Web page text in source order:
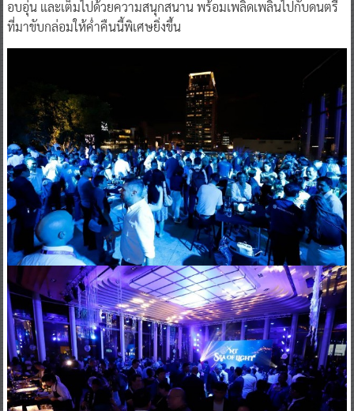
อบอุ่น และเต็มไปด้วยความสนุกสนาน พร้อมเพลิดเพลินไปกับดนตรี
ที่มาขับกล่อมให้ค่ำคืนนี้พิเศษยิ่งขึ้น